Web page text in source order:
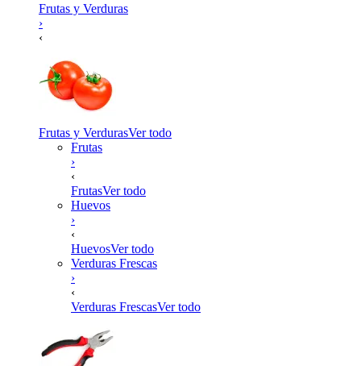
Frutas y Verduras
›
‹
Frutas y VerdurasVer todo
Frutas
›
‹
FrutasVer todo
Huevos
›
‹
HuevosVer todo
Verduras Frescas
›
‹
Verduras FrescasVer todo